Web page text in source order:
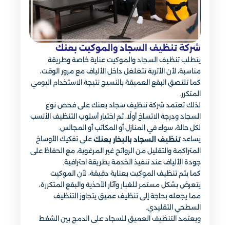
شركة تنظيف السجاد والموكيت بعنك
يتطلب تنظيف السجاد والموكيت عناية خاصة وطريقة
مناسبة، لأن الأتربة تتغلغل داخل الألياف مع مرور الوقت،
كما تلتصق البقع العميقة بالنسيج نتيجة الاستخدام اليومي
المتكرر.
لذلك تعتمد شركة تنظيف سجاد بعنك على فحص نوع
السجاد ودرجة الاتساخ أولًا، ثم اختيار أسلوب التنظيف الأنسب
لكل حالة، سواء في المنازل أو المكاتب أو المجالس.
يساعد تنظيف السجاد بالبخار بعنك على تفكيك الأوساخ
المتراكمة والتقليل من الروائح غير المرغوبة، مع الحفاظ على
جودة الألياف عند تنفيذ الخدمة بطريقة احترافية.
كما يتم تنظيف الموكيت بعناية دقيقة، لأن الموكيت
يتعرض بشكل مستمر للغبار وآثار الأحذية والبقع المتكررة،
مما يجعله بحاجة إلى تنظيف عميق يتجاوز التنظيف
السطحي التقليدي.
ويعتمد التنظيف العميق للسجاد على الدمج بين الشفط